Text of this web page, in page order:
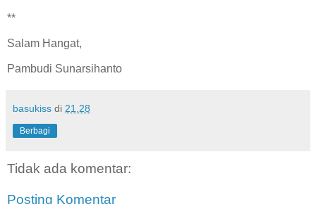
**
Salam Hangat,
Pambudi Sunarsihanto
basukiss di 21.28
Berbagi
Tidak ada komentar:
Posting Komentar